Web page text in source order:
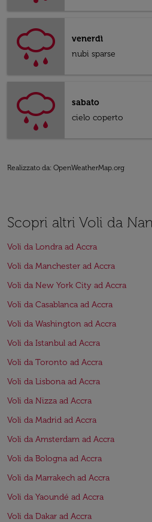
venerdì
nubi sparse
sabato
cielo coperto
Realizzato da: OpenWeatherMap.org
Scopri altri Voli da
Voli da Londra ad Accra
Voli da Manchester ad Accra
Voli da New York City ad Accra
Voli da Casablanca ad Accra
Voli da Washington ad Accra
Voli da Istanbul ad Accra
Voli da Toronto ad Accra
Voli da Lisbona ad Accra
Voli da Nizza ad Accra
Voli da Madrid ad Accra
Voli da Amsterdam ad Accra
Voli da Bologna ad Accra
Voli da Marrakech ad Accra
Voli da Yaoundé ad Accra
Voli da Dakar ad Accra